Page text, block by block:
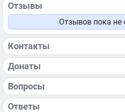
Отзывы
Отзывов пока не
Контакты
Донаты
Вопросы
Ответы